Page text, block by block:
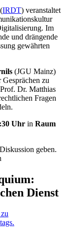
IRDT) veranstaltet
Im
und drängende
gewährten
(JGU Mainz)
zu
Dr. Matthias
Fragen
Uhr in Raum
geben.
Dienst